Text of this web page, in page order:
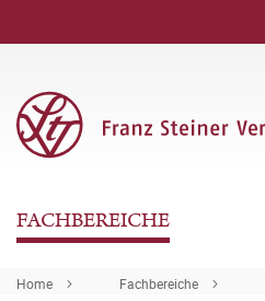
FACHBEREICHE
Home Fachbereiche